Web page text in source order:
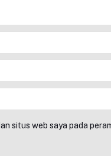
situs web saya pada